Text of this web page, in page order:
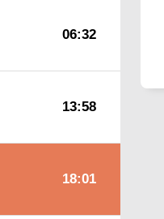
06:32
13:58
18:01